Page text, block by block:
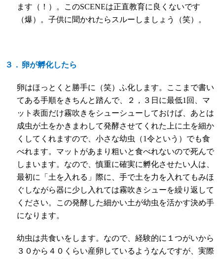
ます（！）。このSCENEは正直教育に良くないです
（爆）。子供に聞かれたらスルーしましょう（笑）。
３． 卵が孵化したら
卵はほっとくと勝手に（笑）ふ化します。ここまで書い
てある手順をきちんと踏んで、２，３日に最低1 回、マ
ット表面だけ霧吹きをシューシューしておけば、あとは
成虫が土をかきまわして発酵させてくれた上に土を細か
くしてくれますので、小さな幼虫（1令という）でも食
べれます。マットがあまり粗いと食べれないので死んで
しまいます。なので、慎重に確実に孵化させたい人は、
最初に「土を入れる」際に、手で土を力を入れてもみほ
ぐしながら器に少し入れては霧吹きシューを繰り返して
ください。この発酵した細かい土が幼虫を活かす決め手
になります。
幼虫は共食いをします。なので、経験的に１つがいから
３０から４０くらい産卵しているようなんですが、実際